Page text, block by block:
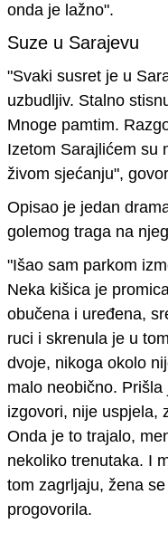
onda je lažno".
Suze u Sarajevu
"Svaki susret je u
uzbudljiv. Stalno
Mnoge pamtim.
Izetom Sarajlićem su
živom sjećanju",
Opisao je jedan
golemog traga na
"Išao sam parkom
Neka kišica je
obučena i uređena,
ruci i skrenula je u
dvoje, nikoga okolo
malo neobično. Prišla
izgovori, nije uspjela,
Onda je to trajalo,
nekoliko trenutaka. I
tom zagrljaju, žena
progovorila.